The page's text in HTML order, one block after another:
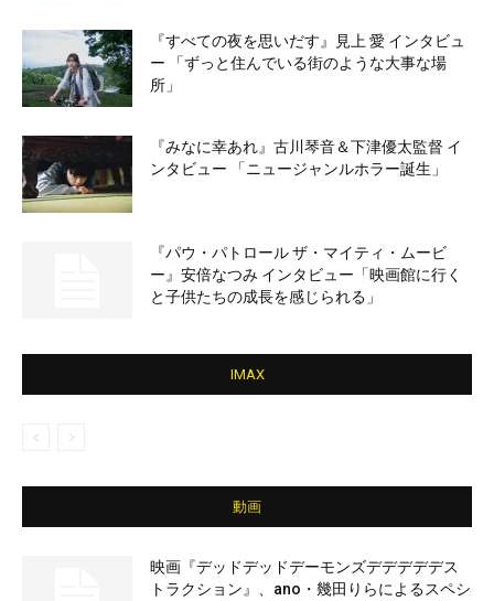
『すべての夜を思いだす』見上 愛 インタビュ
ー 「ずっと住んでいる街のような大事な場
所」
『みなに幸あれ』古川琴音＆下津優太監督 イ
ンタビュー 「ニュージャンルホラー誕生」
『パウ・パトロール ザ・マイティ・ムービ
ー』安倍なつみ インタビュー「映画館に行く
と子供たちの成長を感じられる」
IMAX
動画
映画『デッドデッドデーモンズデデデデデス
トラクション』、ano・幾田りらによるスペシ